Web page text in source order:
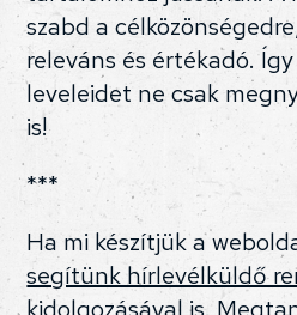
szabd a
releváns és értékadó.
leveleidet ne csak
is!
***
Ha mi készítjük a
segítünk hírlevélküldő